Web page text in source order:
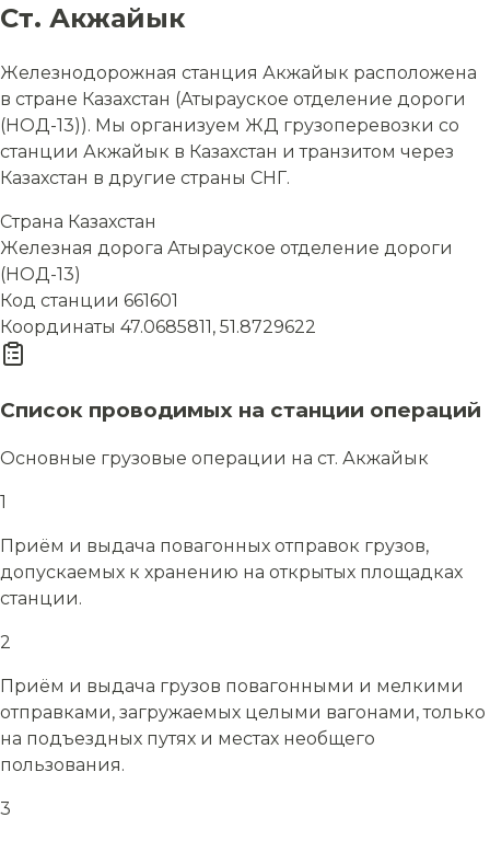
Ст. Акжайык
Железнодорожная станция Акжайык расположена
в стране Казахстан (Атырауское отделение дороги
(НОД-13)). Мы организуем ЖД грузоперевозки со
станции Акжайык в Казахстан и транзитом через
Казахстан в другие страны СНГ.
Страна Казахстан
Железная дорога Атырауское отделение дороги
(НОД-13)
Код станции 661601
Координаты 47.0685811, 51.8729622
Список проводимых на станции операций
Основные грузовые операции на ст. Акжайык
1
Приём и выдача повагонных отправок грузов,
допускаемых к хранению на открытых площадках
станции.
2
Приём и выдача грузов повагонными и мелкими
отправками, загружаемых целыми вагонами, только
на подъездных путях и местах необщего
пользования.
3